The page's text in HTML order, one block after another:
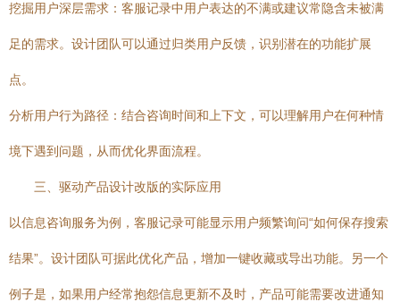
挖掘用户深层需求：客服记录中用户表达的不满或建议常隐含未被满
足的需求。设计团队可以通过归类用户反馈，识别潜在的功能扩展
点。
分析用户行为路径：结合咨询时间和上下文，可以理解用户在何种情
境下遇到问题，从而优化界面流程。
三、驱动产品设计改版的实际应用
以信息咨询服务为例，客服记录可能显示用户频繁询问“如何保存搜索
结果”。设计团队可据此优化产品，增加一键收藏或导出功能。另一个
例子是，如果用户经常抱怨信息更新不及时，产品可能需要改进通知